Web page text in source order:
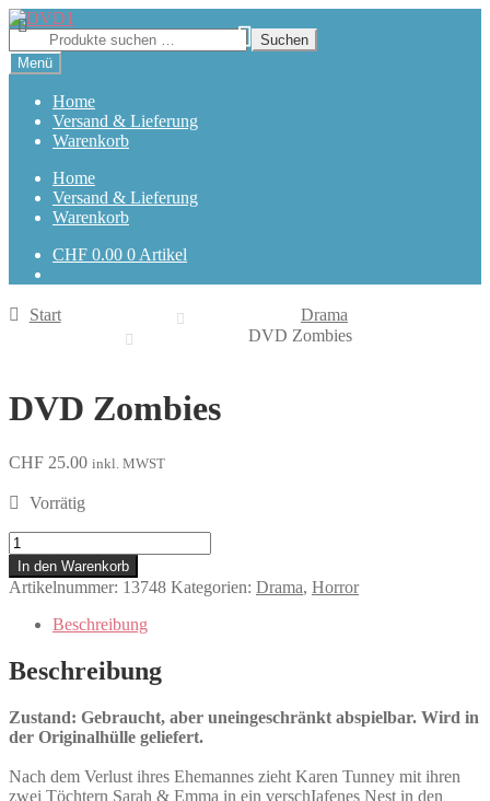
Zur
Navigation
springen
Zum
Inhalt
springen
Suchen
nach:
Suchen
Menü
Home
Versand & Lieferung
Warenkorb
Home
Versand & Lieferung
Warenkorb
CHF 0.00 0 Artikel
Start
Drama
DVD Zombies
DVD Zombies
CHF 25.00 inkl. MWST
Vorrätig
Zombies
Menge
In den Warenkorb
Artikelnummer: 13748 Kategorien: Drama, Horror
Beschreibung
Beschreibung
Zustand: Gebraucht, aber uneingeschränkt abspielbar. Wird in
der Originalhülle geliefert.
Nach dem Verlust ihres Ehemannes zieht Karen Tunney mit ihren
zwei Töchtern Sarah & Emma in ein verschIafenes Nest in den